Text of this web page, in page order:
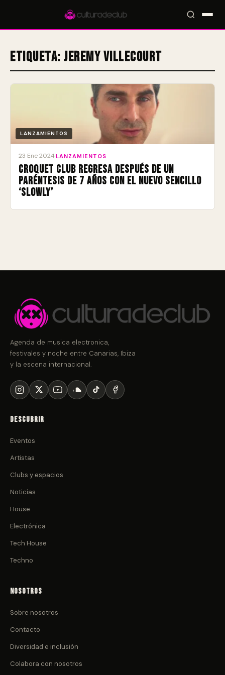
Accesos rápidos: 🎪 Eventos🎤 Artistas📍 Locales📰 Radar
Etiqueta: Jeremy Villecourt
LANZAMIENTOS
23 Ene 2024 LANZAMIENTOS
Croquet Club regresa después de un
paréntesis de 7 años con el nuevo sencillo
‘Slowly’
Agenda de musica electronica,
festivales y noche entre Canarias, Ibiza
y la escena internacional.
Descubrir
Eventos
Artistas
Clubs y espacios
Noticias
House
Electrónica
Tech House
Techno
Nosotros
Sobre nosotros
Contacto
Diversidad e inclusión
Colabora con nosotros